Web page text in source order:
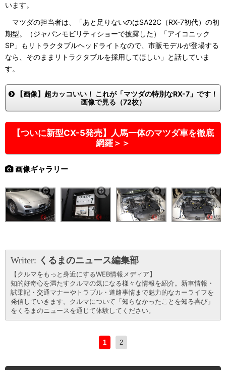
います。
マツダの担当者は、「あと足りないのはSA22C（RX-7初代）の初
期型。（ジャパンモビリティショーで披露した）「アイコニック
SP」もリトラクタブルヘッドライトなので、市販モデルが登場する
なら、そのままリトラクタブルを採用してほしい」と話していま
す。
【画像】超カッコいい！ これが「マツダの特別なRX-7」です！
画像で見る（72枚）
【ついに新型CX-5発売】人馬一体のマツダ車を徹底
網羅＞＞
画像ギャラリー
Writer: くるまのニュース編集部
【クルマをもっと身近にするWEB情報メディア】
知的好奇心を満たすクルマの気になる様々な情報を紹介。新車情報・
試乗記・交通マナーやトラブル・道路事情まで魅力的なカーライフを
発信していきます。クルマについて「知らなかったことを知る喜び」
をくるまのニュースを通じて体験してください。
1 2